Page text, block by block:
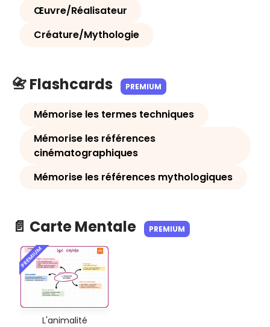
Œuvre/Réalisateur
Créature/Mythologie
📇 Flashcards PREMIUM
Mémorise les termes techniques
Mémorise les références
cinématographiques
Mémorise les références mythologiques
📄 Carte Mentale PREMIUM
PREMIUM
L'animalité